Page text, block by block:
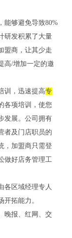
够避免导致80%
研发积累了大量
盟商，让其少走
高/增加一定的邀
，迅速提高专
各项培训，使您
发展。公司拥有
者及门店职员的
，加盟商只需登
做好店务管理工
区域经理专人
拓能力。
报、红网、交